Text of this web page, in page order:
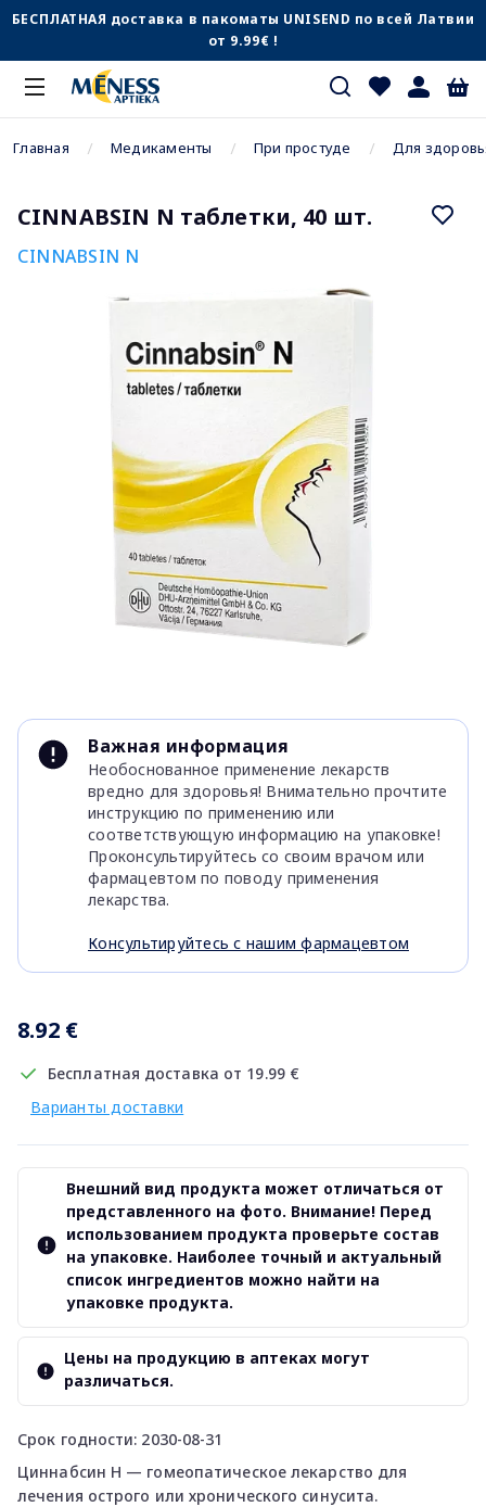
БЕСПЛАТНАЯ доставка в пакоматы UNISEND по всей Латвии
от 9.99€ !
Главная Медикаменты При простуде Для
CINNABSIN N таблетки, 40 шт.
CINNABSIN N
Важная информация
Необоснованное применение лекарств
вредно для здоровья! Внимательно прочтите
инструкцию по применению или
соответствующую информацию на упаковке!
Проконсультируйтесь со своим врачом или
фармацевтом по поводу применения
лекарства.
Консультируйтесь с нашим фармацевтом
8.92 €
Бесплатная доставка от 19.99 €
Варианты доставки
Срок годности: 2030-08-31
Циннабсин Н — гомеопатическое лекарство для
лечения острого или хронического синусита.
Внешний вид продукта может отличаться от
представленного на фото. Внимание! Перед
использованием продукта проверьте состав
на упаковке. Наиболее точный и актуальный
список ингредиентов можно найти на
упаковке продукта.
Цены на продукцию в аптеках могут
различаться.